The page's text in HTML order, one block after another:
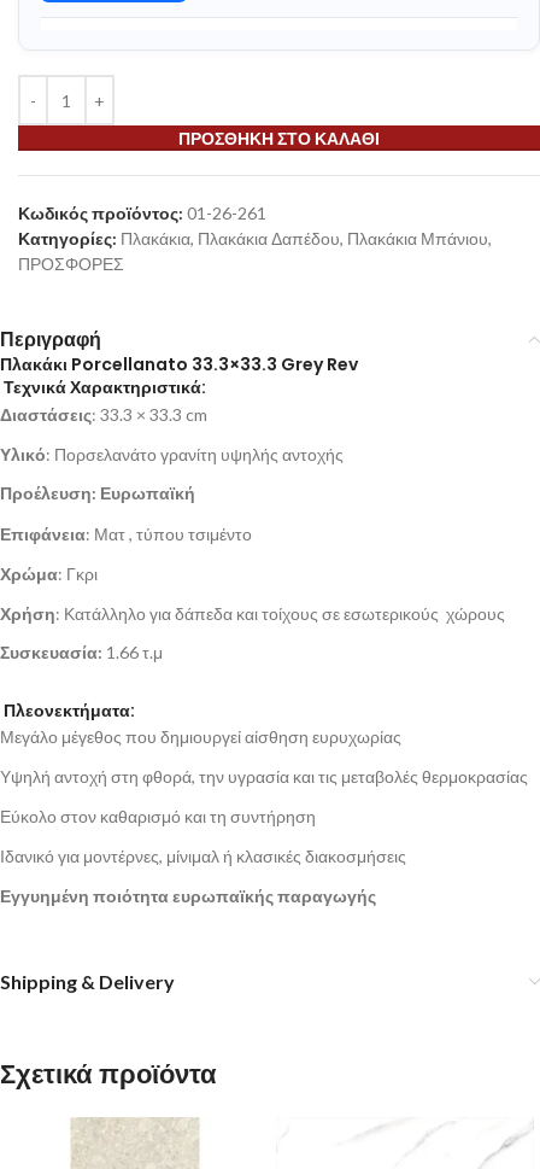
ΠΡΟΣΘΉΚΗ ΣΤΟ ΚΑΛΆΘΙ
Κωδικός προϊόντος: 01-26-261
Κατηγορίες: Πλακάκια, Πλακάκια Δαπέδου, Πλακάκια Μπάνιου,
ΠΡΟΣΦΟΡΕΣ
Περιγραφή
Πλακάκι Porcellanato 33.3×33.3 Grey Rev
Τεχνικά Χαρακτηριστικά:
Διαστάσεις: 33.3 × 33.3 cm
Υλικό: Πορσελανάτο γρανίτη υψηλής αντοχής
Προέλευση: Ευρωπαϊκή
Επιφάνεια: Ματ , τύπου τσιμέντο
Χρώμα: Γκρι
Χρήση: Κατάλληλο για δάπεδα και τοίχους σε εσωτερικούς χώρους
Συσκευασία: 1.66 τ.μ
Πλεονεκτήματα:
Μεγάλο μέγεθος που δημιουργεί αίσθηση ευρυχωρίας
Υψηλή αντοχή στη φθορά, την υγρασία και τις μεταβολές θερμοκρασίας
Εύκολο στον καθαρισμό και τη συντήρηση
Ιδανικό για μοντέρνες, μίνιμαλ ή κλασικές διακοσμήσεις
Εγγυημένη ποιότητα ευρωπαϊκής παραγωγής
Shipping & Delivery
Σχετικά προϊόντα